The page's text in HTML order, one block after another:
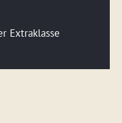
Extraklasse